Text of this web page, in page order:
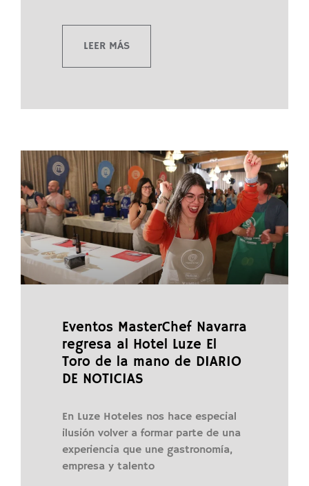
LEER MÁS
Eventos MasterChef Navarra
regresa al Hotel Luze El
Toro de la mano de DIARIO
DE NOTICIAS
En Luze Hoteles nos hace especial
ilusión volver a formar parte de una
experiencia que une gastronomía,
empresa y talento